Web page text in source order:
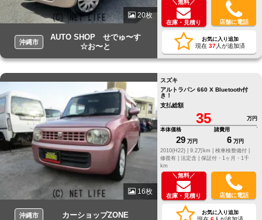
20枚
沖縄市
AUTO SHOP せでゅ〜す
☆お〜と
＼無料／
在庫・見積り 店舗に電話
お気に入り追加
現在 37人が追加済
16枚
沖縄市 カーショップZONE
スズキ
アルトラパン 660 X Bluetooth付
き！
支払総額
35
万円
本体価格
29 万円
諸費用
6 万円
2010(H22) |
9.2万km |
検車検整備付 |
修復有 | 法定含 | 保証付・1ヶ月・1千
km
＼無料／
在庫・見積り 店舗に電話
お気に入り追加